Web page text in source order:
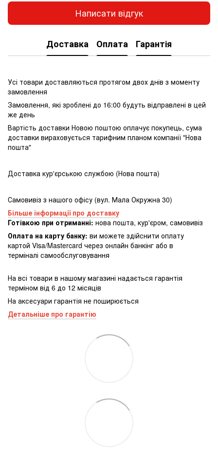
Написати відгук
Доставка Оплата Гарантія
Усі товари доставляються протягом двох днів з моменту
замовлення
Замовлення, які зроблені до 16:00 будуть відправлені в цей
же день
Вартість доставки Новою поштою оплачує покупець, сума
доставки вираховується тарифним планом компанії "Нова
пошта"
Доставка кур'єрською службою (Нова пошта)
Самовивіз з нашого офісу (вул. Мала Окружна 30)
Більше інформації про доставку
Готівкою при отриманні: нова пошта, кур'єром, самовивіз
Оплата на карту банку: ви можете здійснити оплату
картой Visa/Mastercard через онлайн банкінг або в
терміналі самообслуговування
На всі товари в нашому магазині надається гарантія
терміном від 6 до 12 місяців
На аксесуари гарантія не поширюється
Детальніше про гарантію